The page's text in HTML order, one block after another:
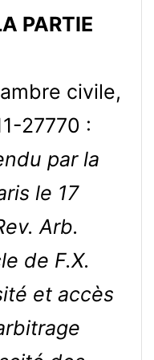
PARTIE
civile,
27770 :
par la
le 17
Arb.
de F.X.
et accès